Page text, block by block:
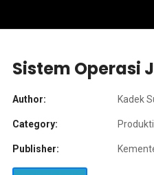
Sistem Operasi
Author: Kadek
Category:
Publisher: